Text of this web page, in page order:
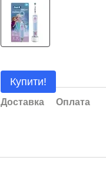
Купити!
Доставка Оплата